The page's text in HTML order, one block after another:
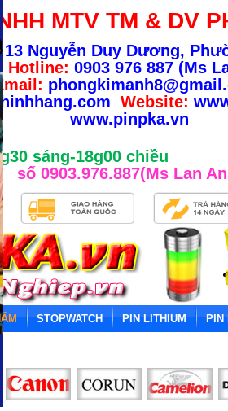
MTV TM & DV
13 Nguyễn Duy Dương,
Hotline: 0903 976 887 (Ms
Website:
www.pinpka.vn
sáng-18g00 chiều
số 0903.976.887(Ms Lan
STOPWATCH PIN LITHIUM PIN